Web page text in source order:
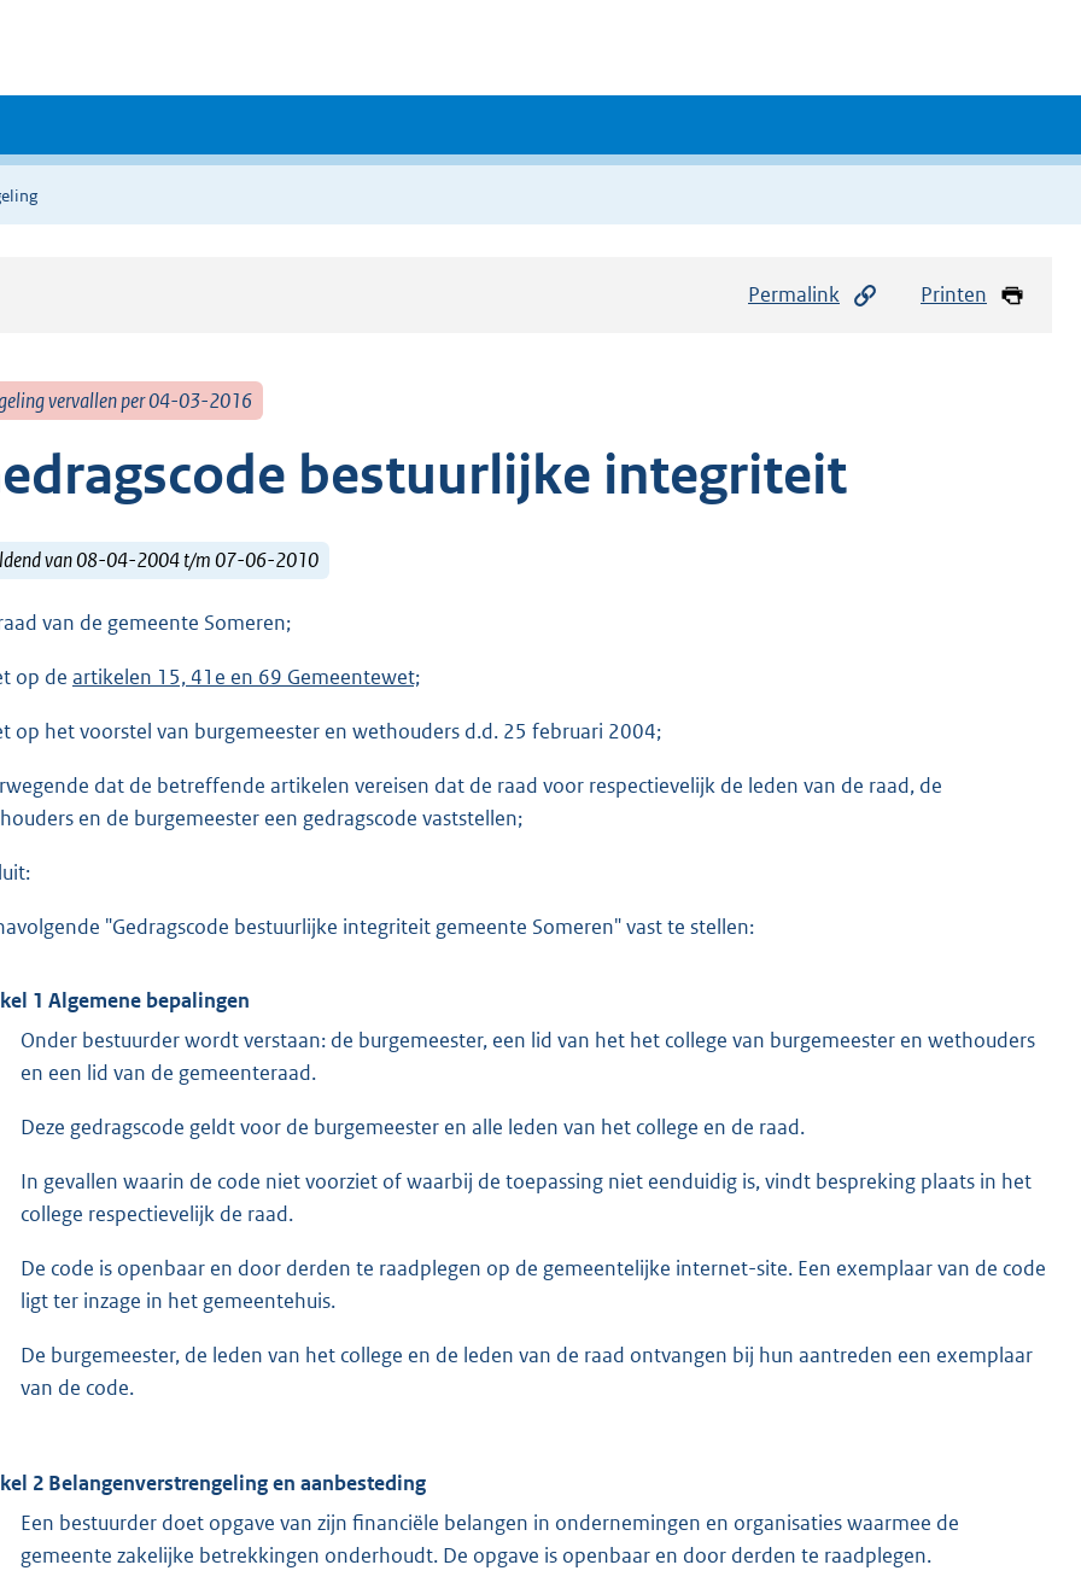
Permalink Printen
vervallen per 04-03-2016
bestuurlijke integriteit
van 08-04-2004 t/m 07-06-2010
van de gemeente Someren;
op de artikelen 15, 41e en 69 Gemeentewet;
op het voorstel van burgemeester en wethouders d.d. 25 februari 2004;
dat de betreffende artikelen vereisen dat de raad voor respectievelijk de leden van de raad, de
en de burgemeester een gedragscode vaststellen;
"Gedragscode bestuurlijke integriteit gemeente Someren" vast te stellen:
1 Algemene bepalingen
Onder bestuurder wordt verstaan: de burgemeester, een lid van het het college van burgemeester en wethouders
en een lid van de gemeenteraad.
Deze gedragscode geldt voor de burgemeester en alle leden van het college en de raad.
In gevallen waarin de code niet voorziet of waarbij de toepassing niet eenduidig is, vindt bespreking plaats in het
college respectievelijk de raad.
De code is openbaar en door derden te raadplegen op de gemeentelijke internet-site. Een exemplaar van de code
ligt ter inzage in het gemeentehuis.
De burgemeester, de leden van het college en de leden van de raad ontvangen bij hun aantreden een exemplaar
van de code.
2 Belangenverstrengeling en aanbesteding
Een bestuurder doet opgave van zijn financiële belangen in ondernemingen en organisaties waarmee de
gemeente zakelijke betrekkingen onderhoudt. De opgave is openbaar en door derden te raadplegen.